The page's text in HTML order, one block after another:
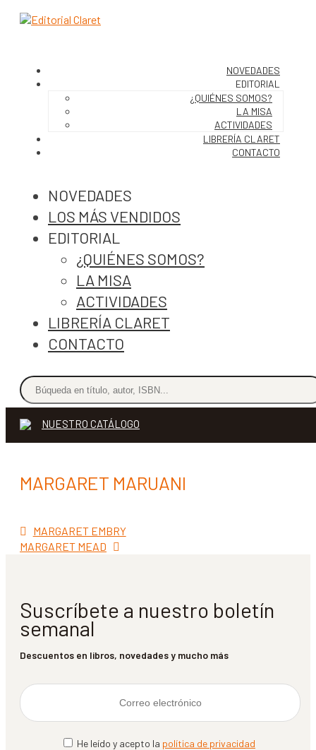
NOVEDADES
EDITORIAL
¿QUIÉNES SOMOS?
LA MISA
ACTIVIDADES
LIBRERÍA CLARET
CONTACTO
NOVEDADES
LOS MÁS VENDIDOS
EDITORIAL
¿QUIÉNES SOMOS?
LA MISA
ACTIVIDADES
LIBRERÍA CLARET
CONTACTO
NUESTRO CATÁLOGO
MARGARET MARUANI
Navegación
de
Anterior:
MARGARET EMBRY
Siguiente:
MARGARET MEAD
Suscríbete a nuestro boletín
semanal
Descuentos en libros, novedades y mucho más
He leído y acepto la política de privacidad